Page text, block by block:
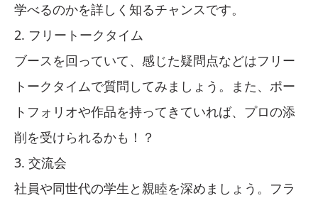
学べるのかを詳しく知るチャンスです。
2. フリートークタイム
ブースを回っていて、感じた疑問点などはフリー
トークタイムで質問してみましょう。また、ポー
トフォリオや作品を持ってきていれば、プロの添
削を受けられるかも！？
3. 交流会
社員や同世代の学生と親睦を深めましょう。フラ